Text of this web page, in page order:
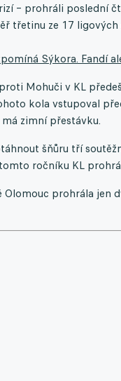
– prohráli poslední
třetinu ze 17 ligových
Sýkora. Fandí
Mohuči v KL
kola vstupoval
zimní přestávku.
šňůru tří
ročníku KL
prohrála jen